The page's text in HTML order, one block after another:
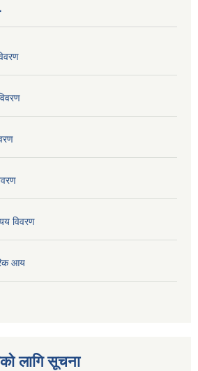
विवरण
आय
लागि सूचना